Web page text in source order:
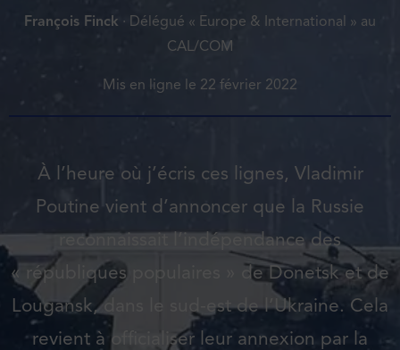
François Finck · Délégué « Europe & International » au
CAL/COM
Mis en ligne le 22 février 2022
À l’heure où j’écris ces lignes, Vladimir
Poutine vient d’annoncer que la Russie
reconnaissait l’indépendance des
« républiques populaires » de Donetsk et de
Lougansk, dans le sud-est de l’Ukraine. Cela
revient à officialiser leur annexion par la